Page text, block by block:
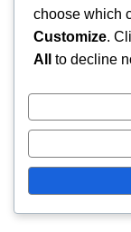
Der
Vergleich zu
hat Frankreich
verzeichnet,
choose which
Customize.
All
to decline